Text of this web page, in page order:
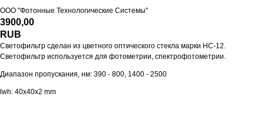
ООО "Фотонные Технологические Системы"
3900,00
RUB
Светофильтр сделан из цветного оптического стекла марки НС-12.
Светофильтр используется для фотометрии, спектрофотометрии.
Диапазон пропускания, нм: 390 - 800, 1400 - 2500
lwh: 40x40x2 mm